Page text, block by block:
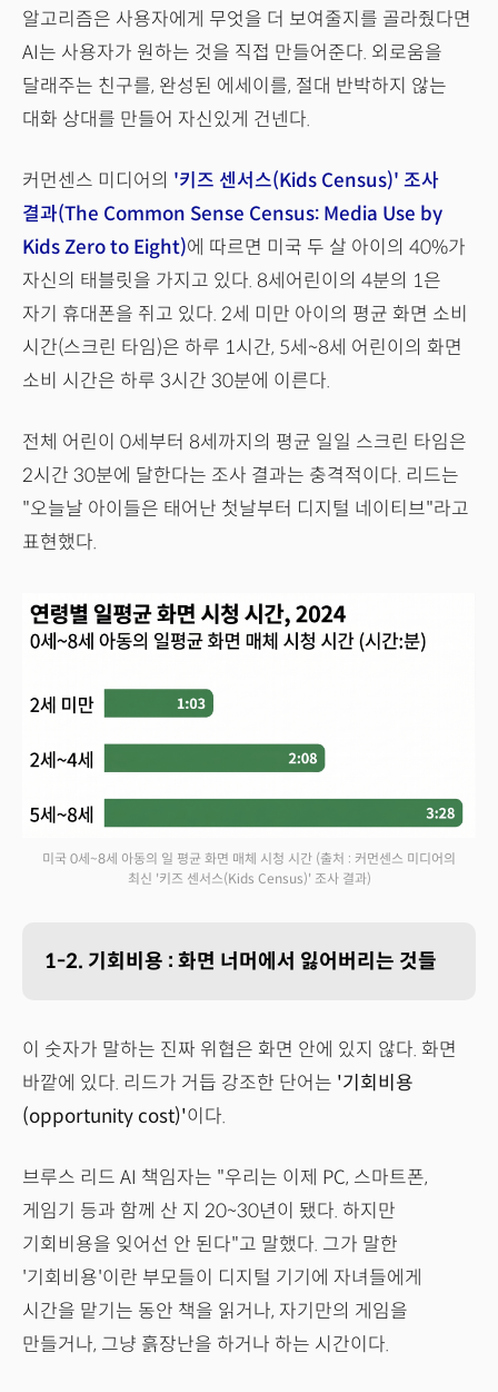
알고리즘은 사용자에게 무엇을 더 보여줄지를 골라줬다면
AI는 사용자가 원하는 것을 직접 만들어준다. 외로움을
달래주는 친구를, 완성된 에세이를, 절대 반박하지 않는
대화 상대를 만들어 자신있게 건넨다.
커먼센스 미디어의 '키즈 센서스(Kids Census)' 조사
결과(The Common Sense Census: Media Use by
Kids Zero to Eight)에 따르면 미국 두 살 아이의 40%가
자신의 태블릿을 가지고 있다. 8세어린이의 4분의 1은
자기 휴대폰을 쥐고 있다. 2세 미만 아이의 평균 화면 소비
시간(스크린 타임)은 하루 1시간, 5세~8세 어린이의 화면
소비 시간은 하루 3시간 30분에 이른다.
전체 어린이 0세부터 8세까지의 평균 일일 스크린 타임은
2시간 30분에 달한다는 조사 결과는 충격적이다. 리드는
"오늘날 아이들은 태어난 첫날부터 디지털 네이티브"라고
표현했다.
미국 0세~8세 아동의 일 평균 화면 매체 시청 시간 (출처 : 커먼센스 미디어의
최신 '키즈 센서스(Kids Census)' 조사 결과)
1-2. 기회비용 : 화면 너머에서 잃어버리는 것들
이 숫자가 말하는 진짜 위협은 화면 안에 있지 않다. 화면
바깥에 있다. 리드가 거듭 강조한 단어는 '기회비용
(opportunity cost)'이다.
브루스 리드 AI 책임자는 "우리는 이제 PC, 스마트폰,
게임기 등과 함께 산 지 20~30년이 됐다. 하지만
기회비용을 잊어선 안 된다"고 말했다. 그가 말한
'기회비용'이란 부모들이 디지털 기기에 자녀들에게
시간을 맡기는 동안 책을 읽거나, 자기만의 게임을
만들거나, 그냥 흙장난을 하거나 하는 시간이다.